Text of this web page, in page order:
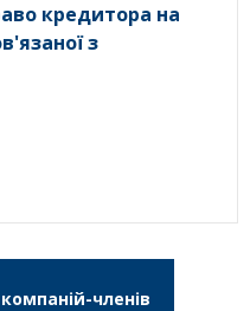
кредитора на
з
членів